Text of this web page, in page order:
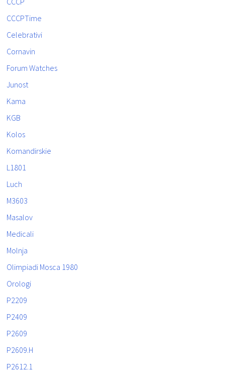
CCCPTime
Celebrativi
Cornavin
Forum Watches
Junost
Kama
KGB
Kolos
Komandirskie
L1801
Luch
M3603
Masalov
Medicali
Molnja
Olimpiadi Mosca 1980
Orologi
P2209
P2409
P2609
P2609.H
P2612.1